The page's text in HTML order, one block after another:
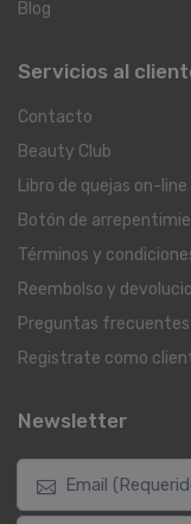
Blog
Servicios al
Contacto
Beauty Club
Libro de quejas on-line
Botón de
Términos y
Reembolso y
Preguntas frecuentes
Registrate como
Newsletter